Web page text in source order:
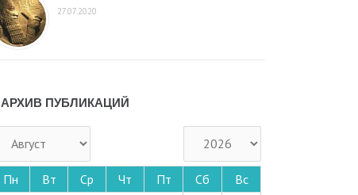
27.07.2020
АРХИВ ПУБЛИКАЦИЙ
Пн Вт Ср Чт Пт Сб Вс